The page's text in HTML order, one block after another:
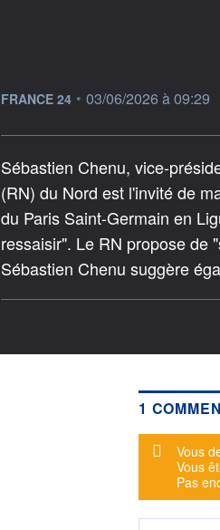
information fournie par
FRANCE 24 • 03/06/2026 à 09:29
Sébastien Chenu, vice-
(RN) du Nord est l'invité de
du Paris Saint-Germain en
ressaisir". Le RN propose de
Sébastien Chenu suggère
1
Vous
Vous
Pas